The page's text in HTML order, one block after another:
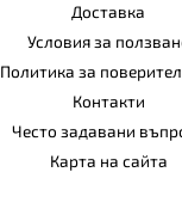
Доставка
Условия за
Политика за
Контакти
Често задавани
Карта на сайта